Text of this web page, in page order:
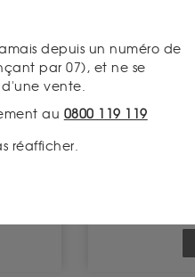
depuis un numéro de
par 07), et ne se
vente.
au 0800 119 119
réafficher.